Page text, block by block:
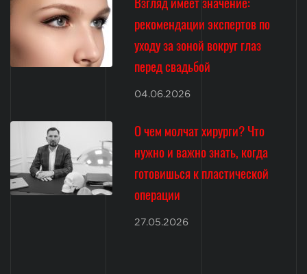
рекомендации экспертов по
уходу за зоной вокруг глаз
перед свадьбой
04.06.2026
О чем молчат хирурги? Что
нужно и важно знать, когда
готовишься к пластической
операции
27.05.2026